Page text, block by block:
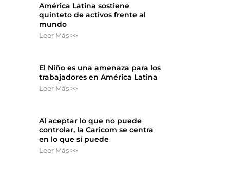
América Latina sostiene
quinteto de activos frente al
mundo
Leer Más >>
El Niño es una amenaza para los
trabajadores en América Latina
Leer Más >>
Al aceptar lo que no puede
controlar, la Caricom se centra
en lo que sí puede
Leer Más >>